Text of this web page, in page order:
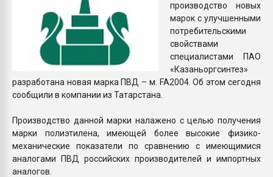
производство новых
марок с улучшенными
потребительскими
свойствами
специалистами ПАО
«Казаньоргсинтез»
разработана новая марка ПВД – м. FA2004. Об этом сегодня
сообщили в компании из Татарстана.
Производство данной марки налажено с целью получения
марки полиэтилена, имеющей более высокие физико-
механические показатели по сравнению с имеющимися
аналогами ПВД российских производителей и импортных
аналогов.